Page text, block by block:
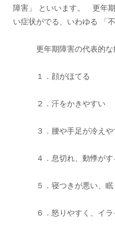
障害」 といいます。 更年
い症状がでる、いわゆる 「
更年期障害の代表的な
１．顔がほてる
２．汗をかきやすい
３．腰や手足が冷えや
４．息切れ、動悸がす
５．寝つきが悪い、眠
６．怒りやすく、イラ